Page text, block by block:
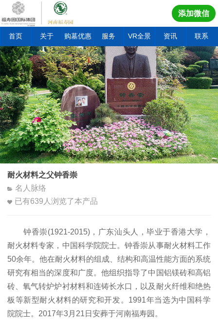
添加微信
首页 关于 购墓优惠 服务 VR全景 资讯 联系
耐火材料之父钟香崇
名人脉络
已有639 人浏览了本产品
钟香崇(1921-2015)，广东汕头人，毕业于香港大学，
耐火材料专家，中国科学院院士。钟香崇从事耐火材料工作
50余年。他在耐火材料的组成、结构和高温性能方面的系统
研究有相当的深度和广度。他组织指导了中国铝镁砖和高铝
砖、氧气转炉炉衬材料和连铸长水口，以及耐火纤维和绝热
板等新型耐火材料的研究和开发。1991年当选为中国科学
院院士。2017年3月21日安葬于河南福寿园。